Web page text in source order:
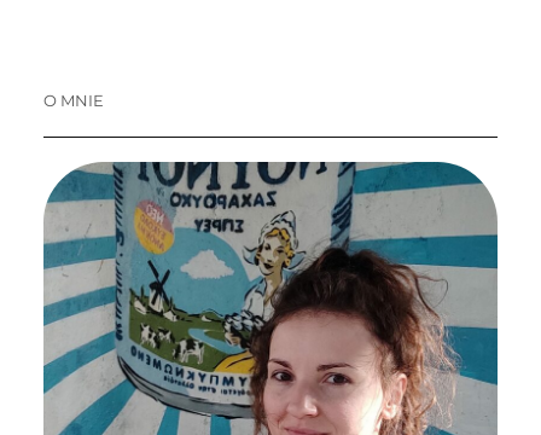
O MNIE